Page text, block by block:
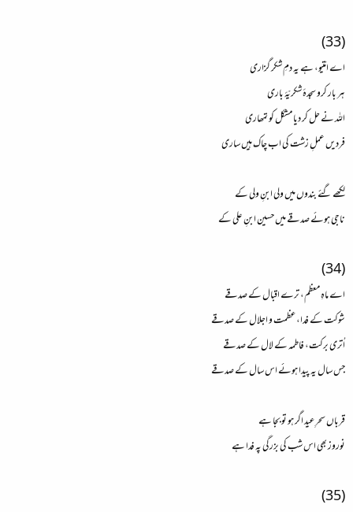
(33)
اے امّتیو، ہے یہ دمِ شکر گزاری
ہر بار کرو سجدۂ شکریّۂ باری
اللہ نے حل کر دیا مشکل کو تمھاری
فردیں عملِ زشت کی اب چاک ہیں ساری
لکھے گئے بندوں میں ولی ابنِ ولی کے
ناجی ہوئے صدقے میں حسین ابنِ علی کے
(34)
اے ماہِ معظم، ترے اقبال کے صدقے
شوکت کے فدا، عظمت و اجلال کے صدقے
اُتری برکت، فاطمہ کے لال کے صدقے
جس سال یہ پیدا ہوئے اس سال کے صدقے
قرباں سحرِ عید اگر ہو تو بجا ہے
نوروز بھی اس شب کی بزرگی پہ فدا ہے
(35)